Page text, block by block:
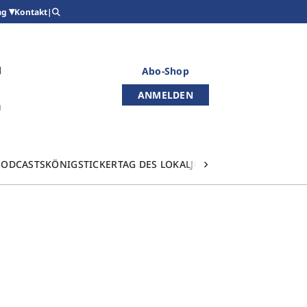
Kontakt|
Abo-Shop
ANMELDEN
KÖNIGSTICKERTAG DES LOKALJOURNALISMUS